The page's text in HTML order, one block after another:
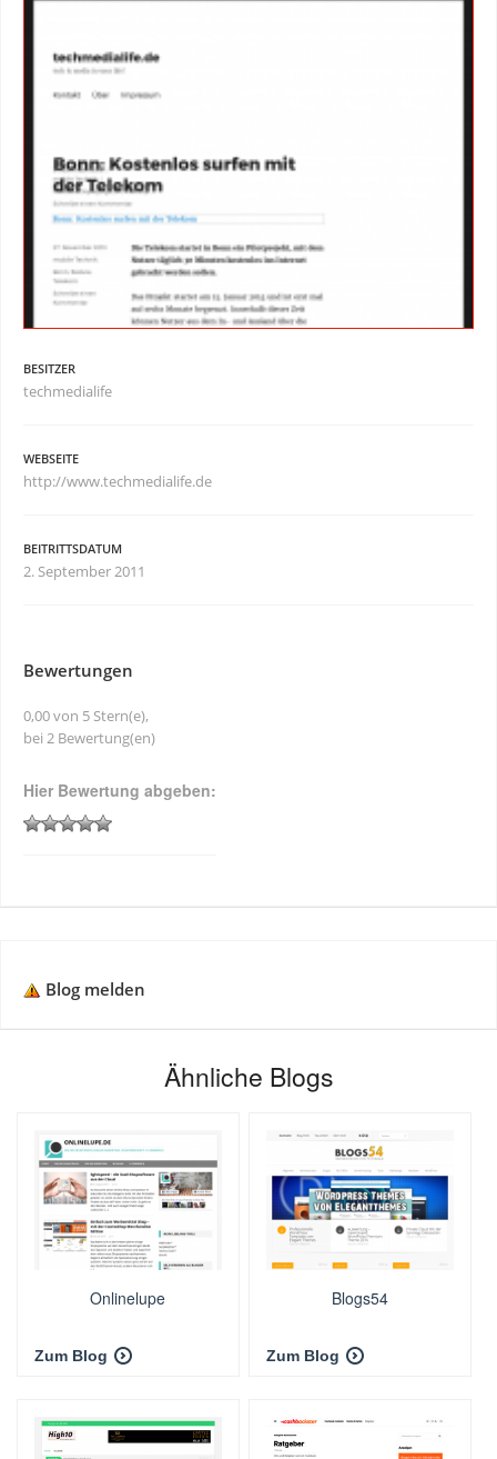
BESITZER
techmedialife
WEBSEITE
http://www.techmedialife.de
BEITRITTSDATUM
2. September 2011
Bewertungen
0,00 von 5 Stern(e),
bei 2 Bewertung(en)
Hier Bewertung abgeben:
Blog melden
Ähnliche Blogs
Onlinelupe
Zum Blog
Blogs54
Zum Blog